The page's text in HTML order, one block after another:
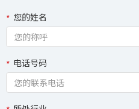
您的姓名
电话号码